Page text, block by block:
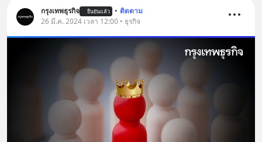
กรุงเทพธุรกิจ ยืนยันแล้ว • ติดตาม
26 มี.ค. 2024 เวลา 12:00 • ธุรกิจ